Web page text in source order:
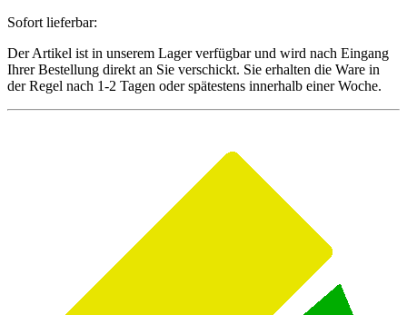
Sofort lieferbar:
Der Artikel ist in unserem Lager verfügbar und wird nach Eingang
Ihrer Bestellung direkt an Sie verschickt. Sie erhalten die Ware in
der Regel nach 1-2 Tagen oder spätestens innerhalb einer Woche.